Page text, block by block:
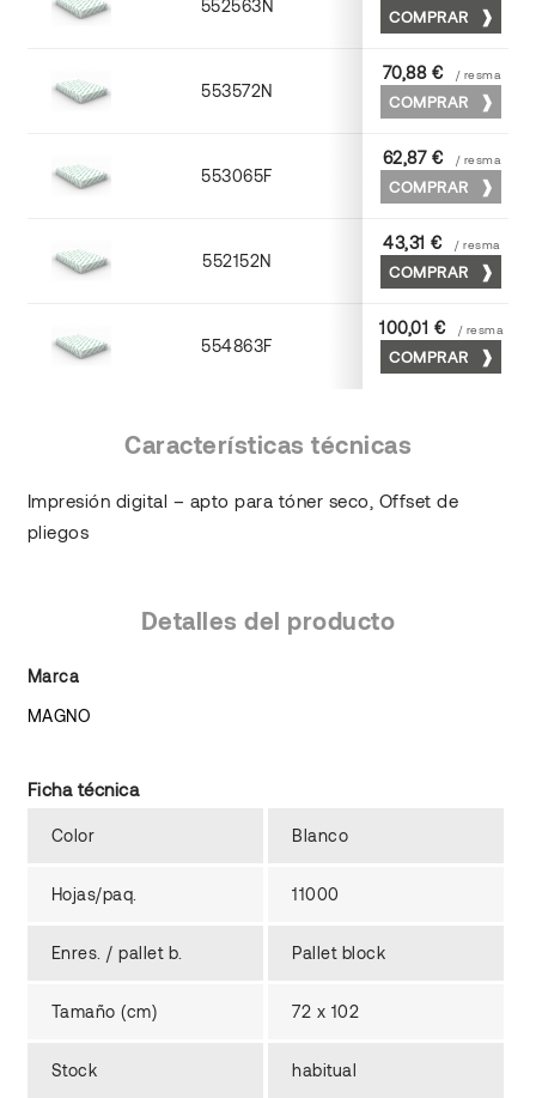
552563N
COMPRAR
553572N 70 x 100
70,88 € / resma
COMPRAR
553065F 65 x 90
62,87 € / resma
COMPRAR
552152N 52 x 70
43,31 € / resma
COMPRAR
554863F 63 x 88
100,01 € / resma
COMPRAR
Características técnicas
Impresión digital – apto para tóner seco, Offset de
pliegos
Detalles del producto
Marca
MAGNO
Ficha técnica
Color Blanco
Hojas/paq. 11000
Enres. / pallet b. Pallet block
Tamaño (cm) 72 x 102
Stock habitual